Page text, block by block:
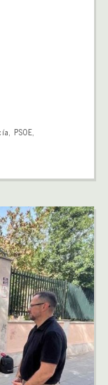
, PSOE,